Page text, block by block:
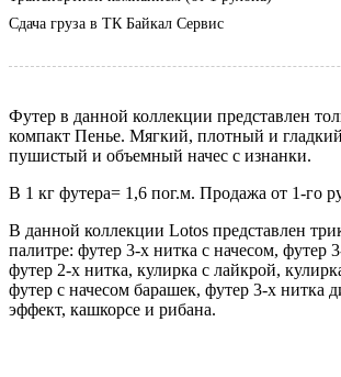
Сдача груза в ТК Байкал Сервис
Футер в данной коллекции представлен
компакт Пенье. Мягкий, плотный и
пушистый и объемный начес с изнанки.
В 1 кг футера= 1,6 пог.м. Продажа от 1-го
В данной коллекции Lotos представлен
палитре: футер 3-х нитка с начесом, футер
футер 2-х нитка, кулирка с лайкрой,
футер с начесом барашек, футер 3-х нитка
эффект, кашкорсе и рибана.